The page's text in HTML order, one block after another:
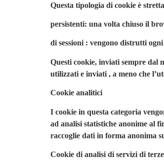
Questa tipologia di cookie è
persistenti: una volta chiuso il
di sessioni : vengono distrutti
Questi cookie, inviati sempre dal
utilizzati e inviati , a meno che
Cookie analitici
I cookie in questa categoria
ad analisi statistiche anonime al
raccoglie dati in forma anonima
Cookie di analisi di servizi di